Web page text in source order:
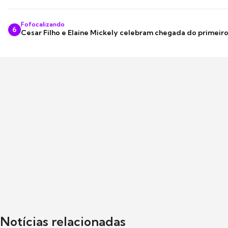
6
Fofocalizando
Cesar Filho e Elaine Mickely celebram chegada do
Notícias relacionadas